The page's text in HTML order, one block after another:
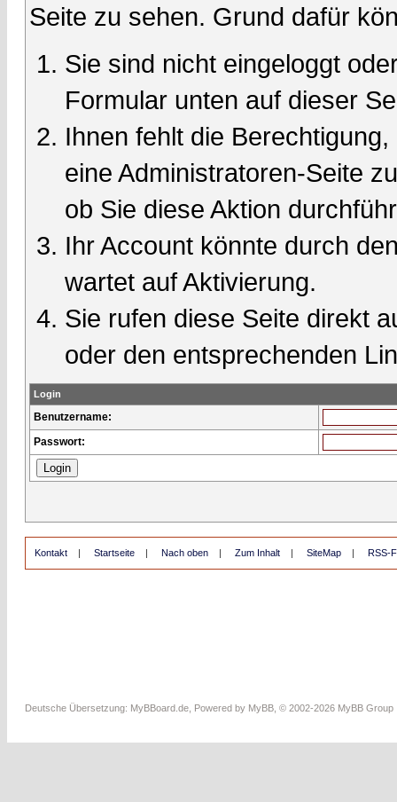
Seite zu sehen. Grund dafür
Sie sind nicht eingeloggt
Formular unten auf dieser
Ihnen fehlt die
eine Administratoren-Seite
ob Sie diese Aktion
Ihr Account könnte durch
wartet auf Aktivierung.
Sie rufen diese Seite direkt
oder den entsprechenden
Login
Benutzername:
Passwort:
Kontakt | Startseite | Nach oben | Zum Inhalt | SiteMap | RSS-
Deutsche Übersetzung: MyBBoard.de , Powered by MyBB , © 2002-2026 MyBB Group